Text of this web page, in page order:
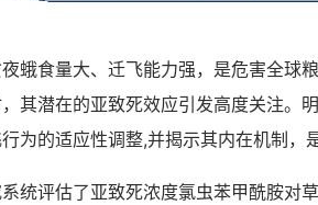
食量大、迁飞能力强，是危害全球
其潜在的亚致死效应引发高度关注。
为的适应性调整,并揭示其内在机制，
评估了亚致死浓度氯虫苯甲酰胺对